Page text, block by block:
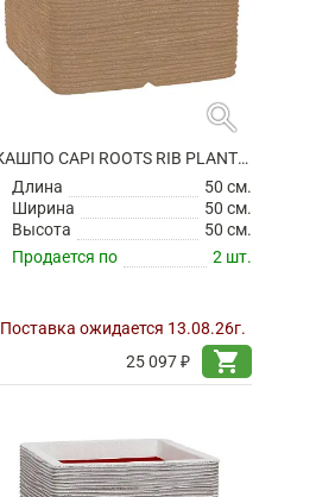
search
КАШПО CAPI ROOTS RIB PLANTER SQUARE BEIGE
Длина
50 см.
Ширина
50 см.
Высота
50 см.
Продается по
2 шт.
Поставка ожидается 13.08.26г.
25 097 ₽
shopping_cart